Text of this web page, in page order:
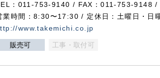
：011-753-9140 / FAX：011-753-9148
業時間：8:30〜17:30 / 定休日：土曜日・日
www.takemichi.co.jp
販売可 工事・取付可